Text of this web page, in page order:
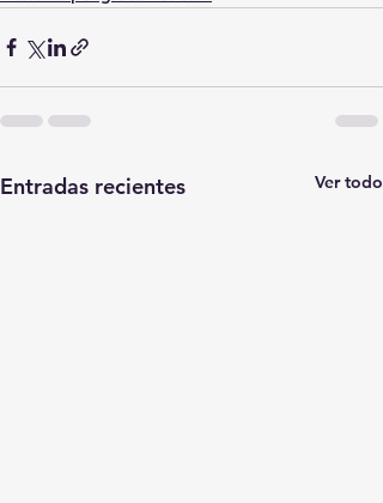
Entradas recientes Ver todo